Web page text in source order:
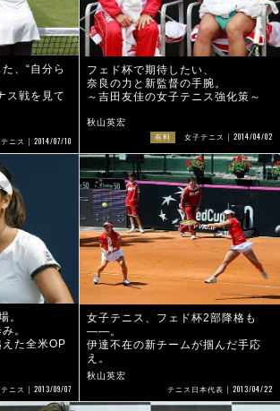
、“自分ら
ス戦を見て
ニス 2014/07/10
フェド杯で期待したい、
奈良の力と新監督の手腕。
～吉田友佳の女子テニス強化策～
秋山英宏
有料 女子テニス 2014/04/02
。
。
た全米OP
ニス 2013/09/07
女子テニス、フェド杯2部降格も
――。
伊達不在の新チームが掴んだ手応
え。
秋山英宏
テニス日本代表 2013/04/22